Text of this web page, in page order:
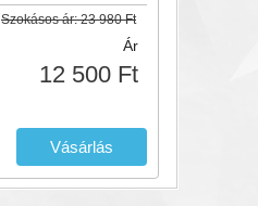
Szokásos ár:23 980 Ft
Ár
12 500 Ft